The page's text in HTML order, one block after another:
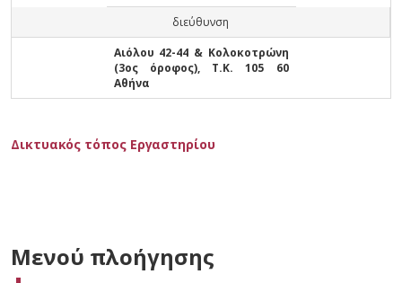
διεύθυνση
Αιόλου 42-44 & Κολοκοτρώνη
(3ος όροφος), Τ.Κ. 105 60
Αθήνα
Δικτυακός τόπος Εργαστηρίου
Μενού πλοήγησης